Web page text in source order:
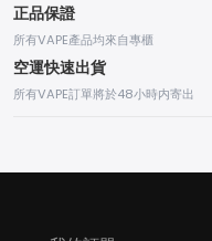
正品保證
所有VAPE產品均來自專櫃
空運快速出貨
所有VAPE訂單將於48小時内寄出